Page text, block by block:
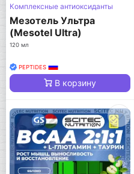
Комплексные антиоксиданты
Мезотель Ультра
(Mesotel Ultra)
120 мл
PEPTIDES
В корзину